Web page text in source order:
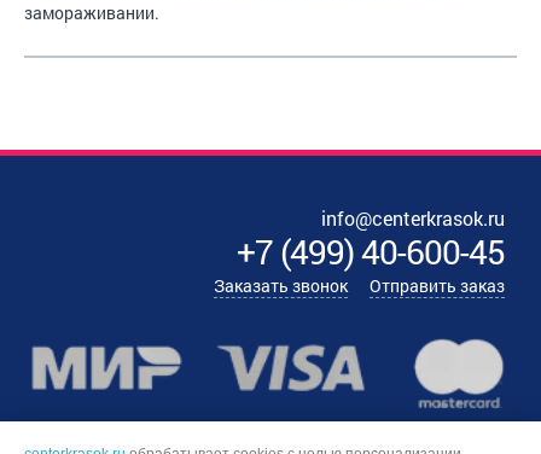
замораживании.
info@centerkrasok.ru
+7(499)40-600-45
Заказать звонок Отправить заказ